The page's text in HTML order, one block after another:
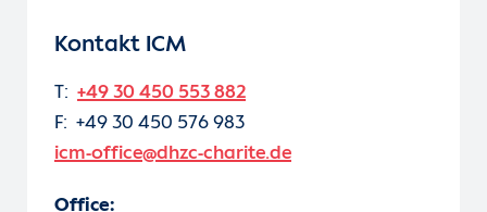
Kontakt ICM
T: +49 30 450 553 882
F: +49 30 450 576 983
icm-office@dhzc-charite.de
Office: